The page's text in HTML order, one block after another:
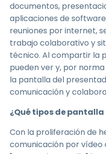
documentos,
aplicaciones de
reuniones por internet,
trabajo colaborativo y
técnico. Al compartir la
pueden ver y, por
la pantalla del
comunicación y
¿Qué tipos de
Con la proliferación de
comunicación por vídeo